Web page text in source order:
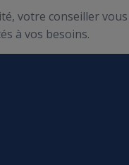
votre conseiller vous
à vos besoins.